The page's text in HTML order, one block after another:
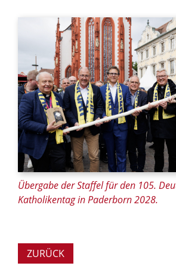
Übergabe der Staffel für den 105.
Katholikentag in Paderborn 2028.
ZURÜCK